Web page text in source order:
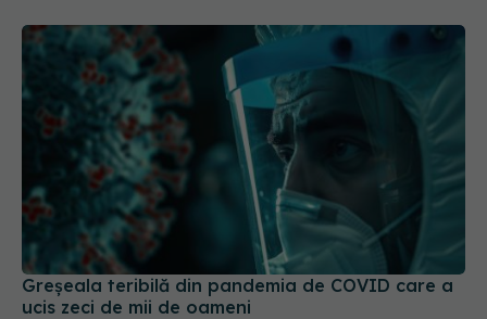
Greșeala teribilă din pandemia de COVID care a
ucis zeci de mii de oameni